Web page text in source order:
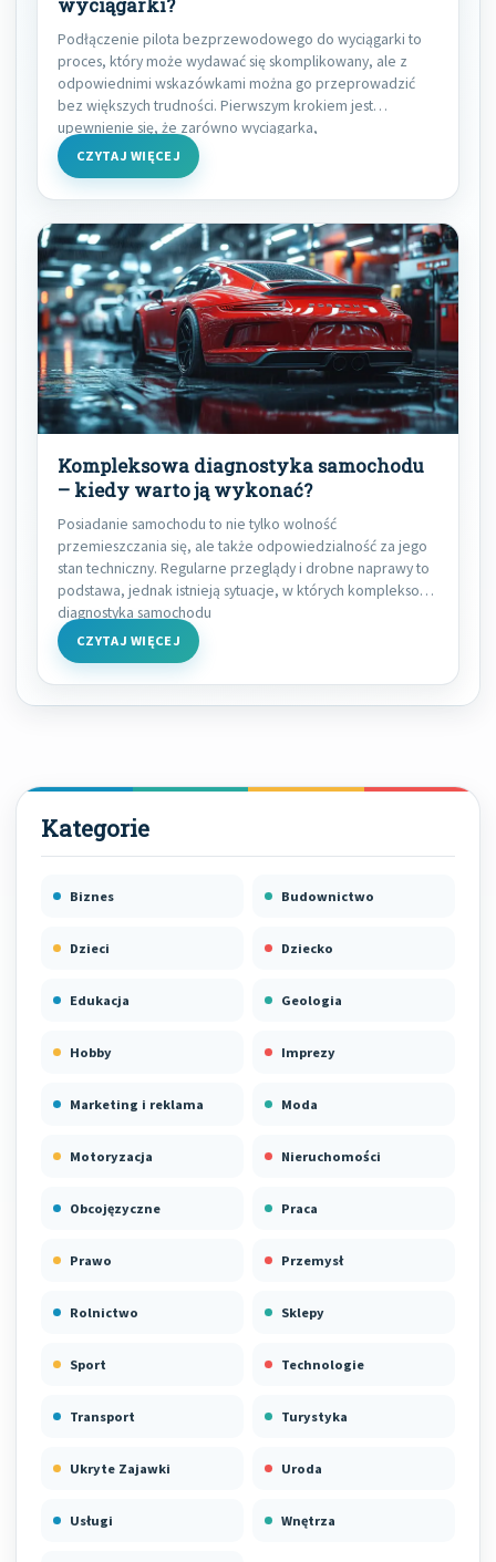
wyciągarki?
Podłączenie pilota bezprzewodowego do wyciągarki to
proces, który może wydawać się skomplikowany, ale z
odpowiednimi wskazówkami można go przeprowadzić
bez większych trudności. Pierwszym krokiem jest
upewnienie się, że zarówno wyciągarka,
CZYTAJ WIĘCEJ
Kompleksowa diagnostyka samochodu
– kiedy warto ją wykonać?
Posiadanie samochodu to nie tylko wolność
przemieszczania się, ale także odpowiedzialność za jego
stan techniczny. Regularne przeglądy i drobne naprawy to
podstawa, jednak istnieją sytuacje, w których kompleksowa
diagnostyka samochodu
CZYTAJ WIĘCEJ
Biznes Budownictwo
Dzieci Dziecko
Edukacja Geologia
Hobby Imprezy
Marketing i reklama Moda
Motoryzacja Nieruchomości
Obcojęzyczne Praca
Prawo Przemysł
Rolnictwo Sklepy
Sport Technologie
Transport Turystyka
Ukryte Zajawki Uroda
Usługi Wnętrza